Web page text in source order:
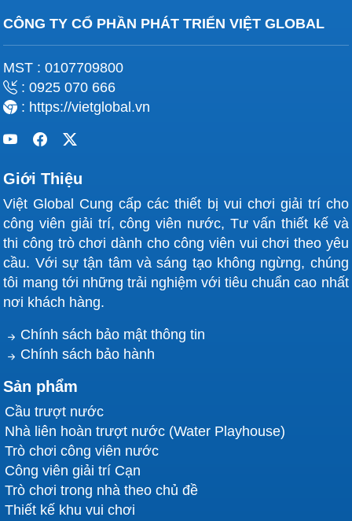
CÔNG TY CỔ PHẦN PHÁT TRIỂN VIỆT GLOBAL
MST : 0107709800
: 0925 070 666
: https://vietglobal.vn
Giới Thiệu
Việt Global Cung cấp các thiết bị vui chơi giải trí cho
công viên giải trí, công viên nước, Tư vấn thiết kế và
thi công trò chơi dành cho công viên vui chơi theo yêu
cầu. Với sự tận tâm và sáng tạo không ngừng, chúng
tôi mang tới những trải nghiệm với tiêu chuẩn cao nhất
nơi khách hàng.
Chính sách bảo mật thông tin
Chính sách bảo hành
Sản phẩm
Cầu trượt nước
Nhà liên hoàn trượt nước (Water Playhouse)
Trò chơi công viên nước
Công viên giải trí Cạn
Trò chơi trong nhà theo chủ đề
Thiết kế khu vui chơi